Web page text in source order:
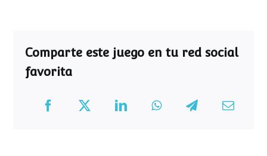
Comparte este juego en tu red social
favorita